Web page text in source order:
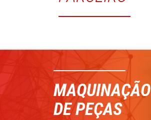
MAQUINAÇÃO
DE PEÇAS